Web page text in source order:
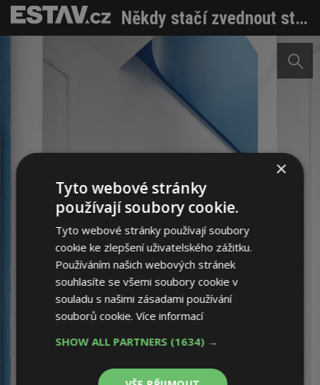
Někdy stačí zvednout střechu. Malá architektura jako odpověď na městskou krizi bydlení
×
Tyto webové stránky
používají soubory cookie.
Tyto webové stránky používají soubory
cookie ke zlepšení uživatelského zážitku.
Používáním našich webových stránek
souhlasíte se všemi soubory cookie v
souladu s našimi zásadami používání
souborů cookie.Více informací
SHOW ALL PARTNERS (1634) →